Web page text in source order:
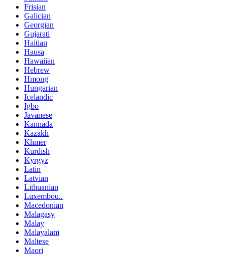
Frisian
Galician
Georgian
Gujarati
Haitian
Hausa
Hawaiian
Hebrew
Hmong
Hungarian
Icelandic
Igbo
Javanese
Kannada
Kazakh
Khmer
Kurdish
Kyrgyz
Latin
Latvian
Lithuanian
Luxembou..
Macedonian
Malagasy
Malay
Malayalam
Maltese
Maori